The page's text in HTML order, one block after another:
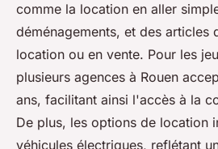
comme la location en aller
déménagements, et des articles
location ou en vente. Pour les
plusieurs agences à Rouen
ans, facilitant ainsi l'accès à la
De plus, les options de location
véhicules électriques, reflétant